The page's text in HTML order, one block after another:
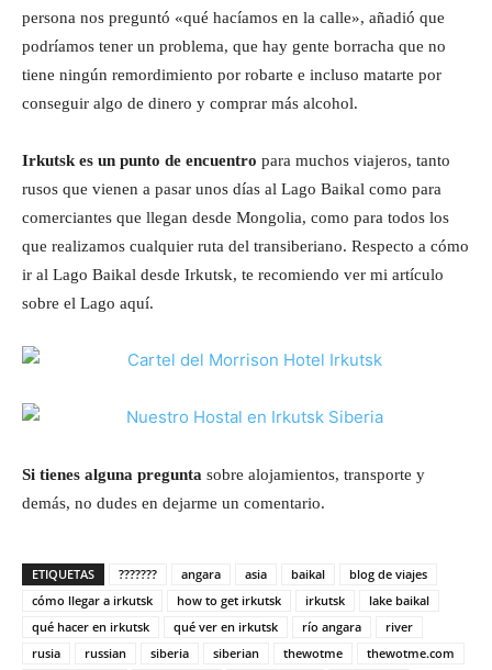
persona nos preguntó «qué hacíamos en la calle», añadió que
podríamos tener un problema, que hay gente borracha que no
tiene ningún remordimiento por robarte e incluso matarte por
conseguir algo de dinero y comprar más alcohol.
Irkutsk es un punto de encuentro para muchos viajeros, tanto
rusos que vienen a pasar unos días al Lago Baikal como para
comerciantes que llegan desde Mongolia, como para todos los
que realizamos cualquier ruta del transiberiano. Respecto a cómo
ir al Lago Baikal desde Irkutsk, te recomiendo ver mi artículo
sobre el Lago aquí.
Si tienes alguna pregunta sobre alojamientos, transporte y
demás, no dudes en dejarme un comentario.
ETIQUETAS ??????? angara asia baikal
blog de viajes
cómo llegar a irkutsk
how to get irkutsk irkutsk
lake baikal
qué hacer en irkutsk
qué ver en irkutsk río angara
river
rusia
russian siberia siberian thewotme
thewotme.com